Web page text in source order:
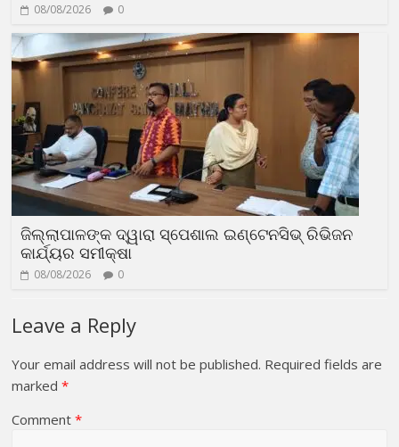
08/08/2026 0
ଜିଲ୍ଲାପାଳଙ୍କ ଦ୍ୱାରା ସ୍ପେଶାଲ ଇଣ୍ଟେନସିଭ୍ ରିଭିଜନ
କାର୍ଯ୍ୟର ସମୀକ୍ଷା
08/08/2026 0
Leave a Reply
Your email address will not be published. Required fields are
marked*
Comment*